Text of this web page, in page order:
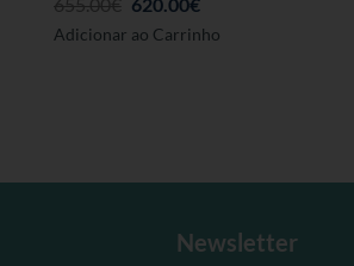
Originalatual
Adicionar ao Carrinho
Newsletter